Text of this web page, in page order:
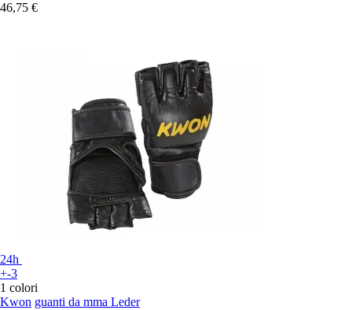
46,75 €
24h
+-3
1 colori
Kwon guanti da mma Leder